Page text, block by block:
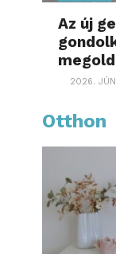
Az új
2026.
Otthon